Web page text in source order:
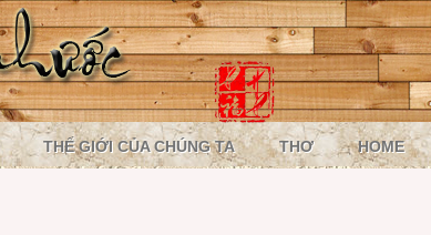
THẾ GIỚI CỦA CHÚNG TA THƠ HOME